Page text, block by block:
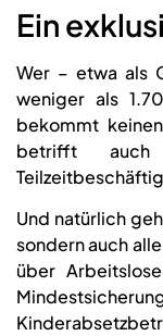
Ein
Wer – etwa als
weniger als
bekommt
betrifft
Und natürlich
sondern auch
über